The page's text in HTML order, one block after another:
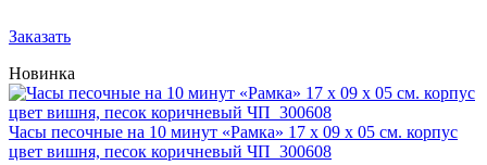
Заказать
Новинка
Часы песочные на 10 минут «Рамка» 17 х 09 х 05 см. корпус
цвет вишня, песок коричневый ЧП_300608